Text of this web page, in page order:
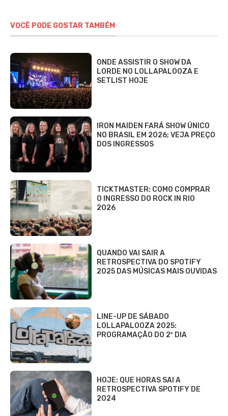
VOCÊ PODE GOSTAR TAMBÉM
ONDE ASSISTIR O SHOW DA
LORDE NO LOLLAPALOOZA E
SETLIST HOJE
IRON MAIDEN FARÁ SHOW ÚNICO
NO BRASIL EM 2026; VEJA PREÇO
DOS INGRESSOS
TICKTMASTER: COMO COMPRAR
O INGRESSO DO ROCK IN RIO
2026
QUANDO VAI SAIR A
RETROSPECTIVA DO SPOTIFY
2025 DAS MÚSICAS MAIS OUVIDAS
LINE-UP DE SÁBADO
LOLLAPALOOZA 2025:
PROGRAMAÇÃO DO 2º DIA
HOJE: QUE HORAS SAI A
RETROSPECTIVA SPOTIFY DE
2024